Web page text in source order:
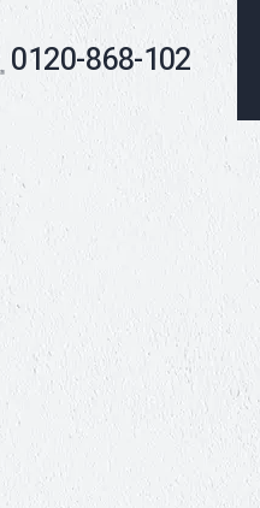
0120-868-102